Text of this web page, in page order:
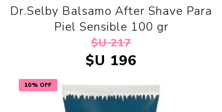
10% OFF
Dr.Selby Balsamo After Shave Para
Piel Sensible 100 gr
$U 217
$U 196